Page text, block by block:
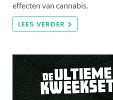
effecten van cannabis.
LEES VERDER